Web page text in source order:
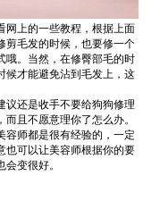
网上的一些教程，根据上面
剪毛发的时候，也要修一个
哦。当然，在修臀部毛的时
候才能避免沾到毛发上，这
议还是收手不要给狗狗修理
且不愿意理你了怎么办。
容师都是很有经验的，一定
也可以让美容师根据你的要
变很好。